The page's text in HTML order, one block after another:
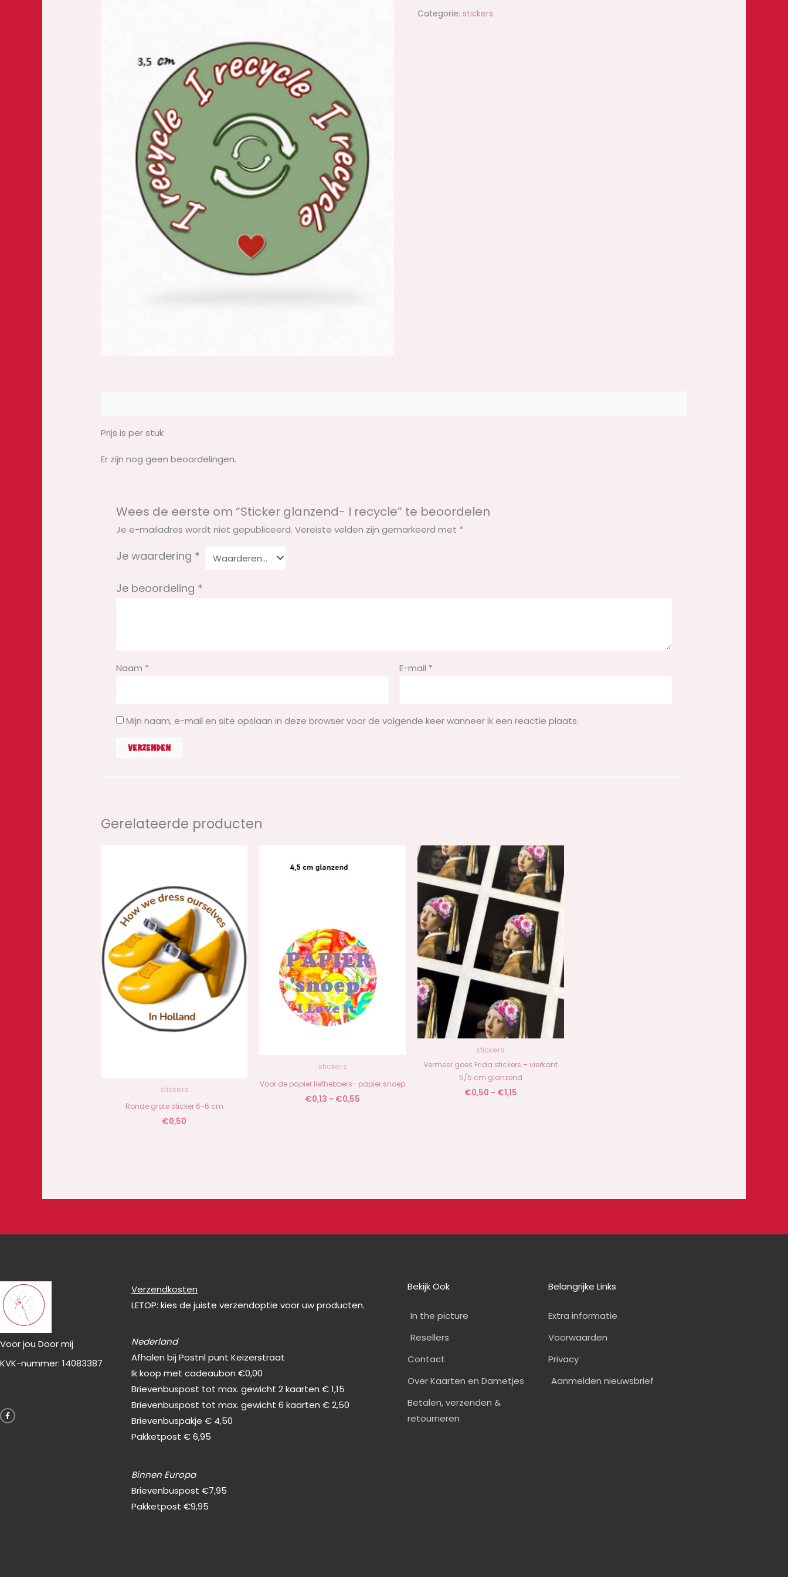
aantal
Categorie: stickers
Prijs is per stuk
Er zijn nog geen beoordelingen.
Wees de eerste om “Sticker glanzend- I recycle” te beoordelen
Je e-mailadres wordt niet gepubliceerd. Vereiste velden zijn gemarkeerd met *
Je waardering *
Je beoordeling *
Naam * E-mail *
Mijn naam, e-mail en site opslaan in deze browser voor de volgende keer wanneer ik een reactie plaats.
Gerelateerde producten
stickers
Ronde grote sticker 6-6 cm
€0,50
stickers
Voor de papier liefhebbers- papier snoep
€0,13 - €0,55
stickers
Vermeer goes Frida stickers – vierkant
5/5 cm glanzend
€0,50 - €1,15
Prijsklasse:
€0,50
tot
€1,15
Voor jou Door mij
KVK-nummer: 14083387
a
c
e
Verzendkosten
LETOP: kies de juiste verzendoptie voor uw producten.
Nederland
Afhalen bij Postnl punt Keizerstraat
Ik koop met cadeaubon €0,00
Brievenbuspost tot max. gewicht 2 kaarten € 1,15
Brievenbuspost tot max. gewicht 6 kaarten € 2,50
Brievenbuspakje € 4,50
Pakketpost € 6,95
Binnen Europa
Brievenbuspost €7,95
Pakketpost €9,95
Bekijk Ook
In the picture
Resellers
Contact
Over Kaarten en Dametjes
Betalen, verzenden &
retourneren
Belangrijke Links
Extra informatie
Voorwaarden
Privacy
Aanmelden nieuwsbrief